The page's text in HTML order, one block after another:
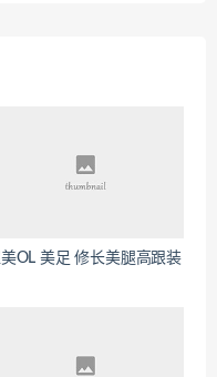
OL 美足 修长美腿高跟装